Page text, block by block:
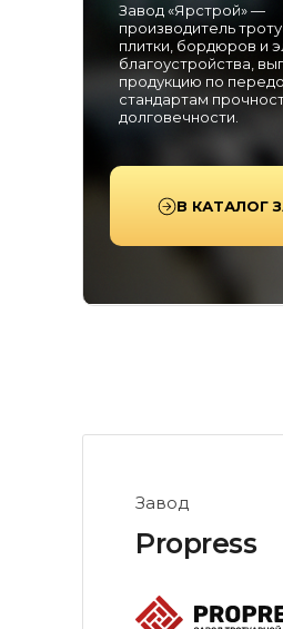
Завод «Ярстрой» —
производитель
плитки, бордюров и
благоустройства,
продукцию по
стандартам
долговечности.
В КАТАЛОГ
Propress
Завод